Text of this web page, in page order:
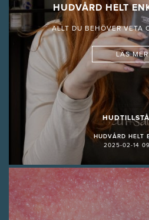
HUDVÅRD HELT
ALLT DU BEHÖVER VETA
LÄS MER
HUDVÅRD HELT
2025-02-14